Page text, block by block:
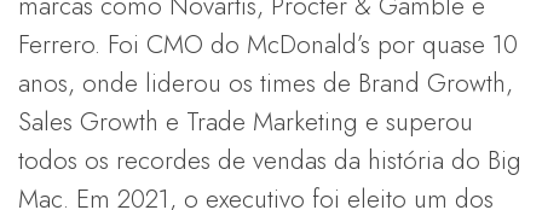
Ferrero. Foi CMO do McDonald’s por quase 10
anos, onde liderou os times de Brand Growth,
Sales Growth e Trade Marketing e superou
todos os recordes de vendas da história do Big
Mac. Em 2021, o executivo foi eleito um dos